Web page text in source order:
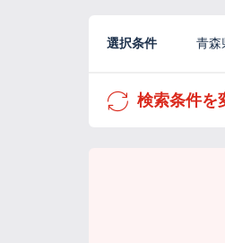
選択条件 青森
検索条件を